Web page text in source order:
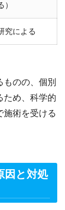
）
究による
のの、個別
ため、科学的
施術を受ける
因と対処